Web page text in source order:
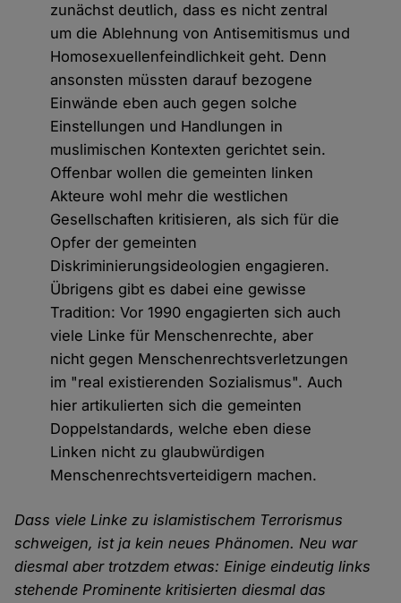
zunächst deutlich, dass es nicht zentral
um die Ablehnung von Antisemitismus und
Homosexuellenfeindlichkeit geht. Denn
ansonsten müssten darauf bezogene
Einwände eben auch gegen solche
Einstellungen und Handlungen in
muslimischen Kontexten gerichtet sein.
Offenbar wollen die gemeinten linken
Akteure wohl mehr die westlichen
Gesellschaften kritisieren, als sich für die
Opfer der gemeinten
Diskriminierungsideologien engagieren.
Übrigens gibt es dabei eine gewisse
Tradition: Vor 1990 engagierten sich auch
viele Linke für Menschenrechte, aber
nicht gegen Menschenrechtsverletzungen
im "real existierenden Sozialismus". Auch
hier artikulierten sich die gemeinten
Doppelstandards, welche eben diese
Linken nicht zu glaubwürdigen
Menschenrechtsverteidigern machen.
Dass viele Linke zu islamistischem Terrorismus
schweigen, ist ja kein neues Phänomen. Neu war
diesmal aber trotzdem etwas: Einige eindeutig links
stehende Prominente kritisierten diesmal das